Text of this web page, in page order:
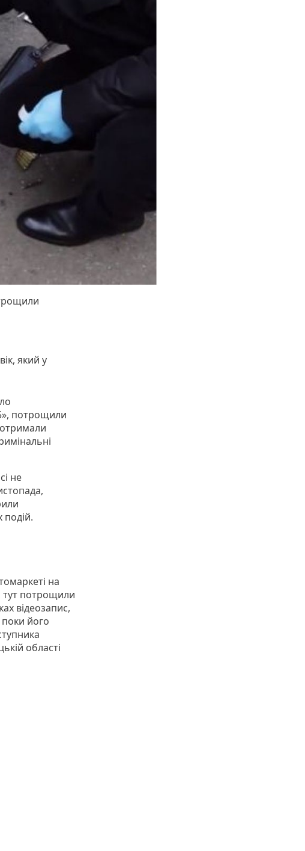
який у
потрощили
не
подій.
на
тут потрощили
відеозапис,
його
області